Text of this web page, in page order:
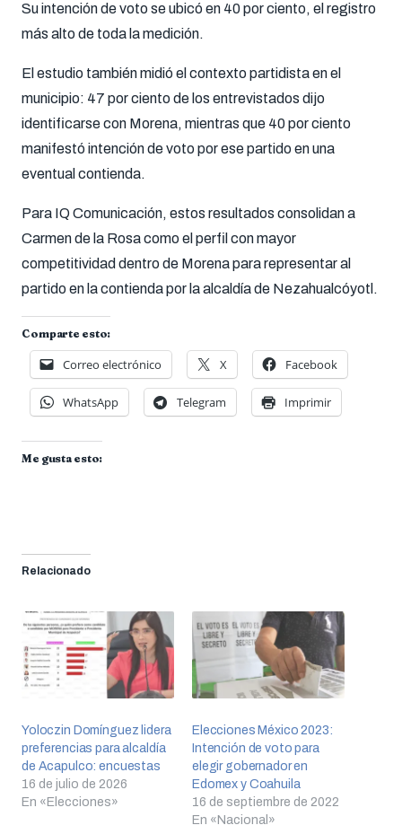
Su intención de voto se ubicó en 40 por ciento, el registro
más alto de toda la medición.
El estudio también midió el contexto partidista en el
municipio: 47 por ciento de los entrevistados dijo
identificarse con Morena, mientras que 40 por ciento
manifestó intención de voto por ese partido en una
eventual contienda.
Para IQ Comunicación, estos resultados consolidan a
Carmen de la Rosa como el perfil con mayor
competitividad dentro de Morena para representar al
partido en la contienda por la alcaldía de Nezahualcóyotl.
Comparte esto:
Correo electrónico X Facebook
WhatsApp Telegram Imprimir
Me gusta esto:
Relacionado
Yoloczin Domínguez lidera
preferencias para alcaldía
de Acapulco: encuestas
16 de julio de 2026
En «Elecciones»
Elecciones México 2023:
Intención de voto para
elegir gobernador en
Edomex y Coahuila
16 de septiembre de 2022
En «Nacional»